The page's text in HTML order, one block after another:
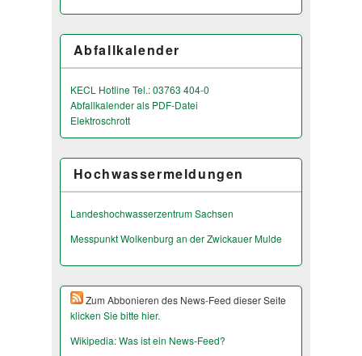
Abfallkalender
KECL Hotline Tel.: 03763 404-0
Abfallkalender als PDF-Datei
Elektroschrott
Hochwassermeldungen
Landeshochwas­serzentrum Sachsen
Messpunkt Wolkenburg an der Zwickauer Mulde
Zum Abbonieren des News-Feed dieser Seite
klicken Sie bitte hier.
Wikipedia: Was ist ein News-Feed?